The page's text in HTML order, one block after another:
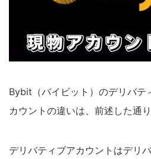
Bybit（バイビット）のデリバテ
カウントの違いは、前述した通
デリバティブアカウントはデリ